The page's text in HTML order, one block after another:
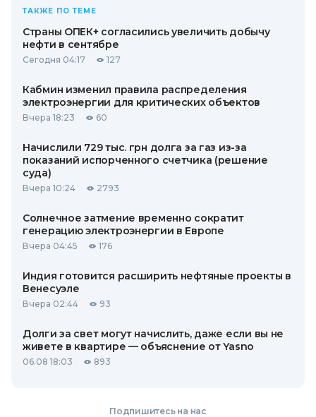
ТАКЖЕ ПО ТЕМЕ
Страны ОПЕК+ согласились увеличить добычу
нефти в сентябре
Сегодня 04:17 127
Кабмин изменил правила распределения
электроэнергии для критических объектов
Вчера 18:23 60
Начислили 729 тыс. грн долга за газ из-за
показаний испорченного счетчика (решение
суда)
Вчера 10:24 2793
Солнечное затмение временно сократит
генерацию электроэнергии в Европе
Вчера 04:45 176
Индия готовится расширить нефтяные проекты в
Венесуэле
Вчера 02:44 93
Долги за свет могут начислить, даже если вы не
живете в квартире — объяснение от Yasno
06.08 18:03 893
Подпишитесь на нас